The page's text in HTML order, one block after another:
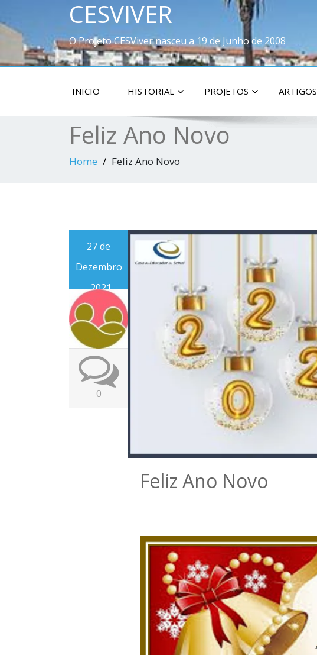
CESVIVER
O Projeto CESViver nasceu a 19 de Junho de 2008
INICIO HISTORIAL PROJETOS ARTIGOS
Feliz Ano Novo
Home Feliz Ano Novo
27 de
Dezembro
, 2021
0
Feliz Ano Novo